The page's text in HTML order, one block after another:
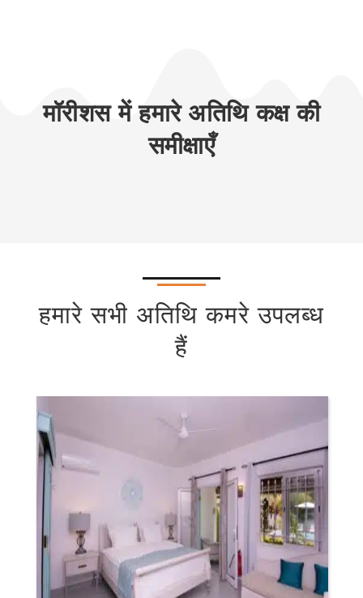
मॉरीशस में हमारे अतिथि कक्ष की
समीक्षाएँ
हमारे सभी अतिथि कमरे उपलब्ध
हैं